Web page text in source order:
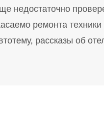
недостаточно
ремонта
рассказы об